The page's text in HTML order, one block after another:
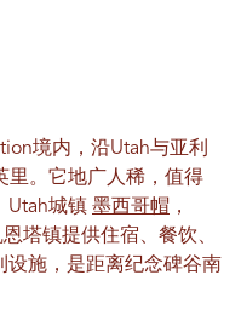
境内，沿Utah与亚利
里。它地广人稀，值得
Utah城镇 墨西哥帽 ，
恩塔镇提供住宿、餐饮、
设施，是距离纪念碑谷南